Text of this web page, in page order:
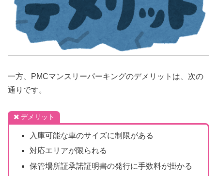
一方、PMCマンスリーパーキングのデメリットは、次の
通りです。
デメリット
入庫可能な車のサイズに制限がある
対応エリアが限られる
保管場所証承諾証明書の発行に手数料が掛かる